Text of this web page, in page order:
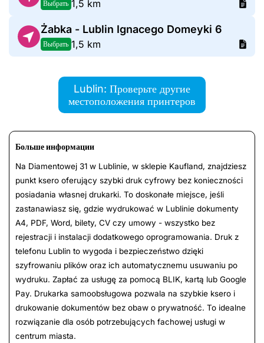
Выбрать 1,5 km
Żabka - Lublin Ignacego Domeyki 6
Выбрать 1,5 km
Lublin: Проверьте другие
местоположения принтеров
Больше информации
Na Diamentowej 31 w Lublinie, w sklepie Kaufland, znajdziesz
punkt ksero oferujący szybki druk cyfrowy bez konieczności
posiadania własnej drukarki. To doskonałe miejsce, jeśli
zastanawiasz się, gdzie wydrukować w Lublinie dokumenty
A4, PDF, Word, bilety, CV czy umowy - wszystko bez
rejestracji i instalacji dodatkowego oprogramowania. Druk z
telefonu Lublin to wygoda i bezpieczeństwo dzięki
szyfrowaniu plików oraz ich automatycznemu usuwaniu po
wydruku. Zapłać za usługę za pomocą BLIK, kartą lub Google
Pay. Drukarka samoobsługowa pozwala na szybkie ksero i
drukowanie dokumentów bez obaw o prywatność. To idealne
rozwiązanie dla osób potrzebujących fachowej usługi w
centrum miasta.